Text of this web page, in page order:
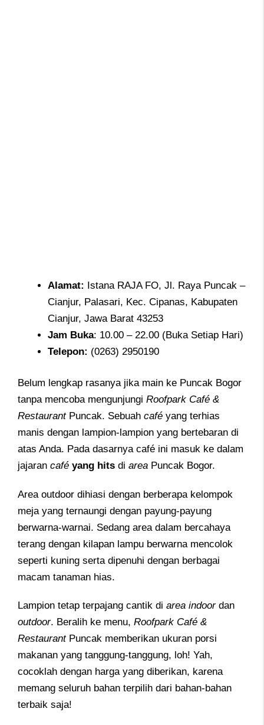
Alamat: Istana RAJA FO, Jl. Raya Puncak –
Cianjur, Palasari, Kec. Cipanas, Kabupaten
Cianjur, Jawa Barat 43253
Jam Buka: 10.00 – 22.00 (Buka Setiap Hari)
Telepon: (0263) 2950190
Belum lengkap rasanya jika main ke Puncak Bogor
tanpa mencoba mengunjungi Roofpark Café &
Restaurant Puncak. Sebuah café yang terhias
manis dengan lampion-lampion yang bertebaran di
atas Anda. Pada dasarnya café ini masuk ke dalam
jajaran café yang hits di area Puncak Bogor.
Area outdoor dihiasi dengan berberapa kelompok
meja yang ternaungi dengan payung-payung
berwarna-warnai. Sedang area dalam bercahaya
terang dengan kilapan lampu berwarna mencolok
seperti kuning serta dipenuhi dengan berbagai
macam tanaman hias.
Lampion tetap terpajang cantik di area indoordan
outdoor. Beralih ke menu, Roofpark Café &
RestaurantPuncak memberikan ukuran porsi
makanan yang tanggung-tanggung, loh! Yah,
cocoklah dengan harga yang diberikan, karena
memang seluruh bahan terpilih dari bahan-bahan
terbaik saja!